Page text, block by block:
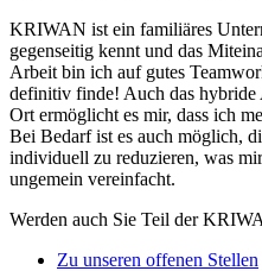
KRIWAN ist ein familiäres
gegenseitig kennt und das
Arbeit bin ich auf gutes
definitiv finde! Auch das
Ort ermöglicht es mir, dass ich
Bei Bedarf ist es auch möglich,
individuell zu reduzieren, was
ungemein vereinfacht.
Werden auch Sie Teil der
Zu unseren offenen Stellen